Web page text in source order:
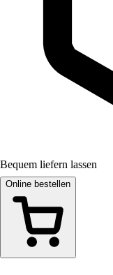
Bequem liefern lassen
Online bestellen